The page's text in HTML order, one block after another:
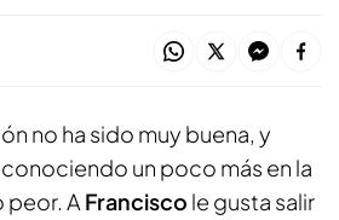
no ha sido muy buena, y
un poco más en la
peor. A Francisco le gusta salir